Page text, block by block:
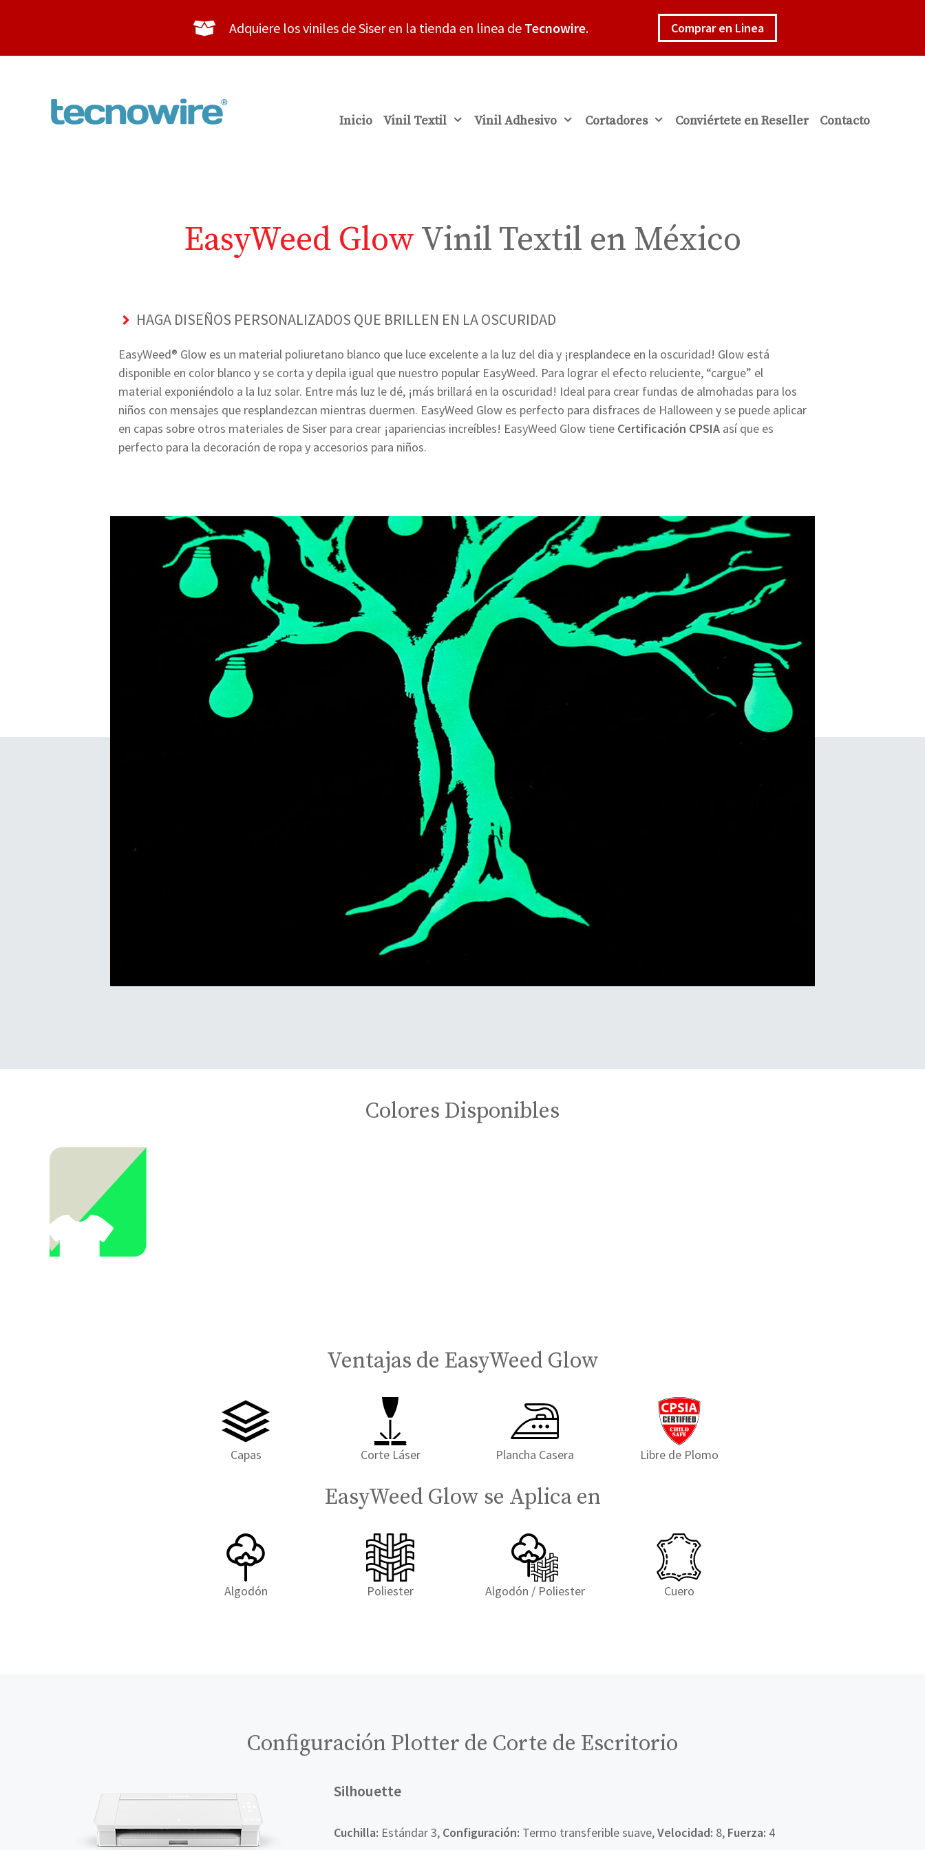
Adquiere los viniles de Siser en la tienda en linea de Tecnowire. Comprar en Linea
Inicio Vinil Textil Vinil Adhesivo Cortadores Conviértete en Reseller Contacto
EasyWeed Glow Vinil Textil en México
HAGA DISEÑOS PERSONALIZADOS QUE BRILLEN EN LA OSCURIDAD
EasyWeed® Glow es un material poliuretano blanco que luce excelente a la luz del dia y ¡resplandece en la oscuridad! Glow está
disponible en color blanco y se corta y depila igual que nuestro popular EasyWeed. Para lograr el efecto reluciente, “cargue” el
material exponiéndolo a la luz solar. Entre más luz le dé, ¡más brillará en la oscuridad! Ideal para crear fundas de almohadas para los
niños con mensajes que resplandezcan mientras duermen. EasyWeed Glow es perfecto para disfraces de Halloween y se puede aplicar
en capas sobre otros materiales de Siser para crear ¡apariencias increíbles! EasyWeed Glow tiene Certificación CPSIA así que es
perfecto para la decoración de ropa y accesorios para niños.
Colores Disponibles
Ventajas de EasyWeed Glow
Capas Corte Láser Plancha Casera Libre de Plomo
EasyWeed Glow se Aplica en
Algodón Poliester Algodón / Poliester Cuero
Configuración Plotter de Corte de Escritorio
Silhouette
Cuchilla: Estándar 3, Configuración: Termo transferible suave,Velocidad: 8, Fuerza: 4